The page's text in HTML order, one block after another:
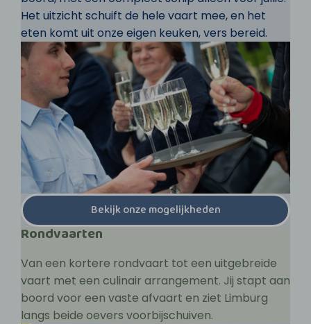
Het uitzicht schuift de hele vaart mee, en het
eten komt uit onze eigen keuken, vers bereid.
Bekijk onze mogelijkheden
Rondvaarten
Van een kortere rondvaart tot een uitgebreide
vaart met een culinair arrangement. Jij stapt aan
boord voor een vaste afvaart en ziet Limburg
langs beide oevers voorbijschuiven.